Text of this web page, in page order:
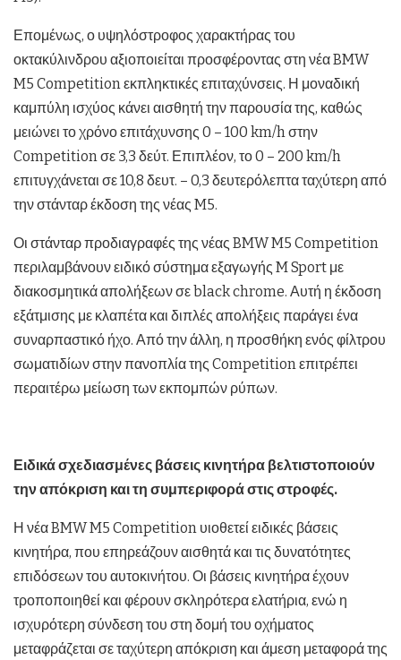
Επομένως, ο υψηλόστροφος χαρακτήρας του
οκτακύλινδρου αξιοποιείται προσφέροντας στη νέα BMW
M5 Competition εκπληκτικές επιταχύνσεις. Η μοναδική
καμπύλη ισχύος κάνει αισθητή την παρουσία της, καθώς
μειώνει το χρόνο επιτάχυνσης 0 – 100 km/h στην
Competition σε 3,3 δεύτ. Επιπλέον, το 0 – 200 km/h
επιτυγχάνεται σε 10,8 δευτ. – 0,3 δευτερόλεπτα ταχύτερη από
την στάνταρ έκδοση της νέας M5.
Οι στάνταρ προδιαγραφές της νέας BMW M5 Competition
περιλαμβάνουν ειδικό σύστημα εξαγωγής M Sport με
διακοσμητικά απολήξεων σε black chrome. Αυτή η έκδοση
εξάτμισης με κλαπέτα και διπλές απολήξεις παράγει ένα
συναρπαστικό ήχο. Από την άλλη, η προσθήκη ενός φίλτρου
σωματιδίων στην πανοπλία της Competition επιτρέπει
περαιτέρω μείωση των εκπομπών ρύπων.
Ειδικά σχεδιασμένες βάσεις κινητήρα βελτιστοποιούν
την απόκριση και τη συμπεριφορά στις στροφές.
Η νέα BMW M5 Competition υιοθετεί ειδικές βάσεις
κινητήρα, που επηρεάζουν αισθητά και τις δυνατότητες
επιδόσεων του αυτοκινήτου. Οι βάσεις κινητήρα έχουν
τροποποιηθεί και φέρουν σκληρότερα ελατήρια, ενώ η
ισχυρότερη σύνδεση του στη δομή του οχήματος
μεταφράζεται σε ταχύτερη απόκριση και άμεση μεταφορά της